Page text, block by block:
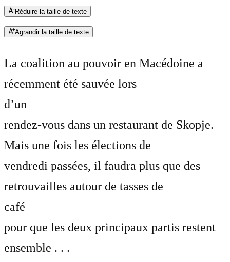
Réduire la taille de texte
Agrandir la taille de texte
La coalition au pouvoir en Macédoine a
récemment été sauvée lors
d’un
rendez-vous dans un restaurant de Skopje.
Mais une fois les élections de
vendredi passées, il faudra plus que des
retrouvailles autour de tasses de
café
pour que les deux principaux partis restent
ensemble . . .